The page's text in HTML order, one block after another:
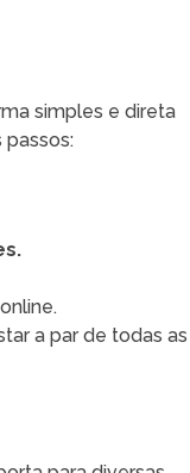
simples e direta
passos:
a par de todas as